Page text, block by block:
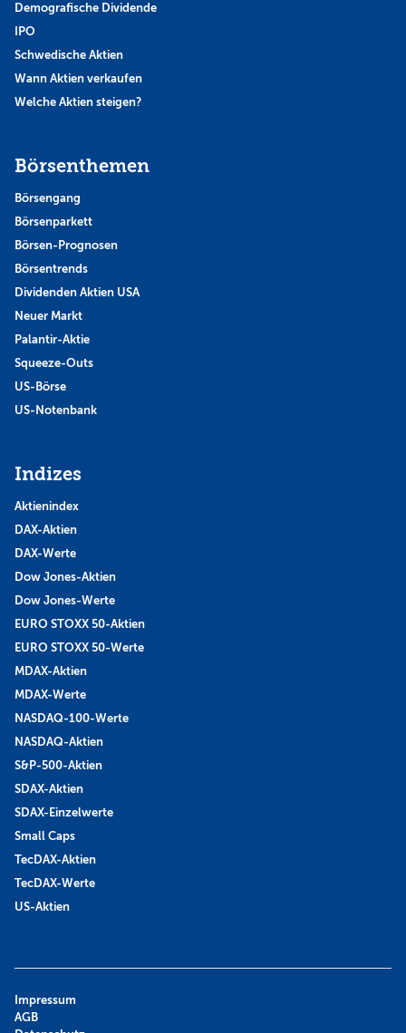
Demografische Dividende
IPO
Schwedische Aktien
Wann Aktien verkaufen
Welche Aktien steigen?
Börsenthemen
Börsengang
Börsenparkett
Börsen-Prognosen
Börsentrends
Dividenden Aktien USA
Neuer Markt
Palantir-Aktie
Squeeze-Outs
US-Börse
US-Notenbank
Indizes
Aktienindex
DAX-Aktien
DAX-Werte
Dow Jones-Aktien
Dow Jones-Werte
EURO STOXX 50-Aktien
EURO STOXX 50-Werte
MDAX-Aktien
MDAX-Werte
NASDAQ-100-Werte
NASDAQ-Aktien
S&P-500-Aktien
SDAX-Aktien
SDAX-Einzelwerte
Small Caps
TecDAX-Aktien
TecDAX-Werte
US-Aktien
Impressum
AGB